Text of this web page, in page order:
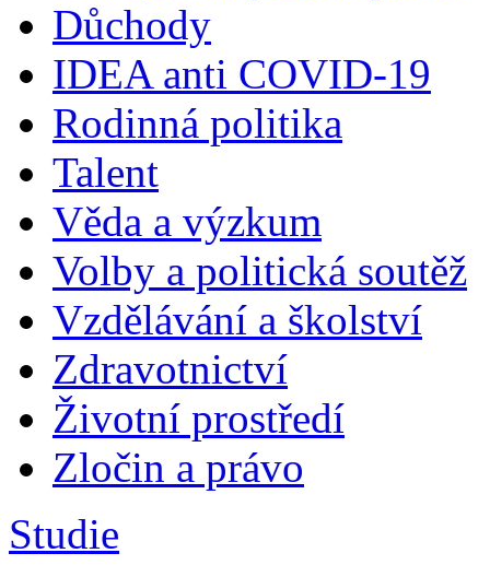
Důchody
IDEA anti COVID-19
Rodinná politika
Talent
Věda a výzkum
Volby a politická soutěž
Vzdělávání a školství
Zdravotnictví
Životní prostředí
Zločin a právo
Studie